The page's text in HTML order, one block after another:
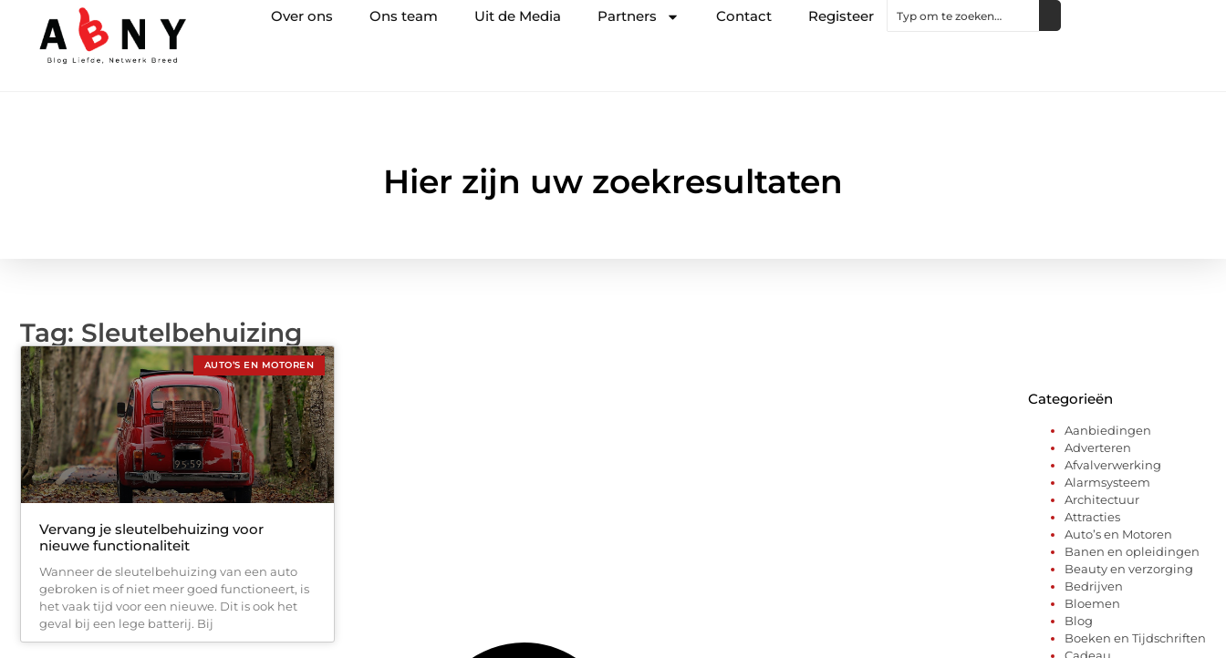
Over ons Ons team Uit de Media Partners Contact Registeer
Hier zijn uw zoekresultaten
Tag: Sleutelbehuizing
AUTO’S EN MOTOREN
Vervang je sleutelbehuizing voor
nieuwe functionaliteit
Wanneer de sleutelbehuizing van een auto
gebroken is of niet meer goed functioneert, is
het vaak tijd voor een nieuwe. Dit is ook het
geval bij een lege batterij. Bij
Categorieën
Aanbiedingen
Adverteren
Afvalverwerking
Alarmsysteem
Architectuur
Attracties
Auto’s en Motoren
Banen en opleidingen
Beauty en verzorging
Bedrijven
Bloemen
Blog
Boeken en Tijdschriften